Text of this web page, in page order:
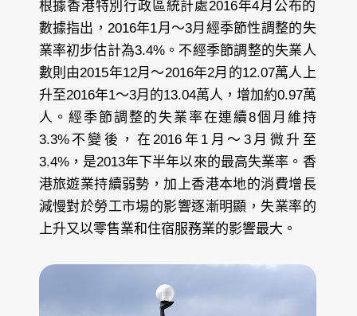
根據香港特別行政區統計處2016年4月公布的
數據指出，2016年1月～3月經季節性調整的失
業率初步估計為3.4%。不經季節調整的失業人
數則由2015年12月～2016年2月的12.07萬人上
升至2016年1～3月的13.04萬人，增加約0.97萬
人。經季節調整的失業率在連續8個月維持
3.3%不變後，在2016年1月～3月微升至
3.4%，是2013年下半年以來的最高失業率。香
港旅遊業持續弱勢，加上香港本地的消費增長
減慢對於勞工市場的影響逐漸明顯，失業率的
上升又以零售業和住宿服務業的影響最大。